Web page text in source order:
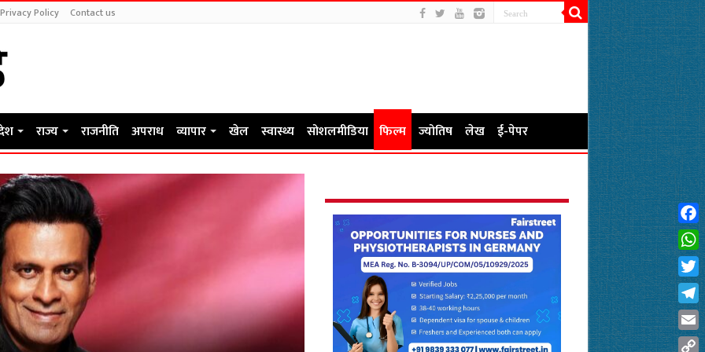
Privacy Policy Contact us
राज्य राजनीति अपराध व्यापार खेल स्वास्थ्य सोशलमीडिया फिल्म ज्योतिष लेख ई-पेपर